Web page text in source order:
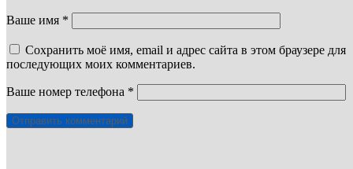
Ваше имя *
Сохранить моё имя, email и адрес сайта в этом браузере для
последующих моих комментариев.
Ваше номер телефона *